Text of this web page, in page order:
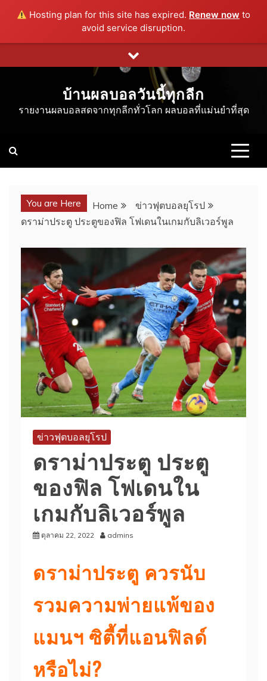
Hosting plan for this site has expired. Renew now to
avoid service disruption.
to
บ้านผลบอลวันนี้ทุกลีก
รายงานผลบอลสดจากทุกลีกทั่วโลก ผลบอลที่แม่นยำที่สุด
You are Here Home
ข่าวฟุตบอลยุโรป
ดราม่าประตู ประตูของฟิล โฟเดนในเกมกับลิเวอร์พูล
ข่าวฟุตบอลยุโรป
ดราม่าประตู ประตู
ของฟิล โฟเดนใน
เกมกับลิเวอร์พูล
ตุลาคม 22, 2022 admins
ดราม่าประตู ควรนับ
รวมความพ่ายแพ้ของ
แมนฯ ซิตี้ที่แอนฟิลด์
หรือไม่?